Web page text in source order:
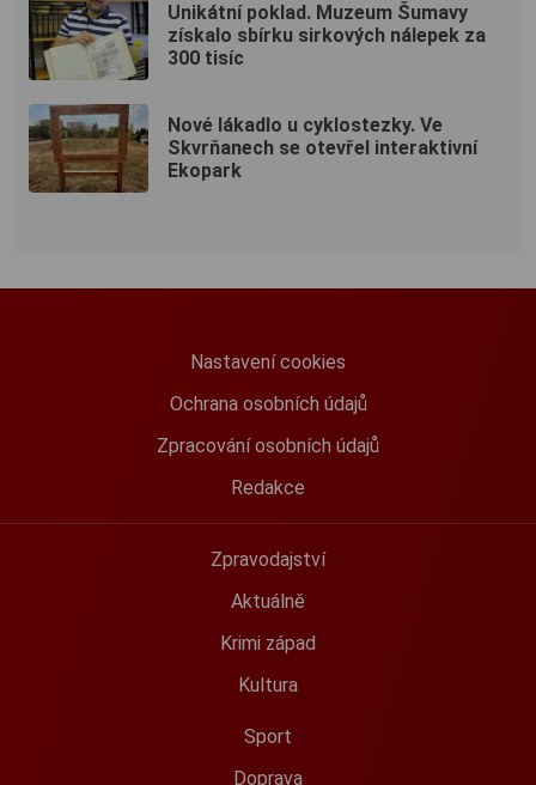
Unikátní poklad. Muzeum Šumavy
získalo sbírku sirkových nálepek za
300 tisíc
Nové lákadlo u cyklostezky. Ve
Skvrňanech se otevřel interaktivní
Ekopark
Nastavení cookies
Ochrana osobních údajů
Zpracování osobních údajů
Redakce
Zpravodajství
Aktuálně
Krimi západ
Kultura
Sport
Doprava